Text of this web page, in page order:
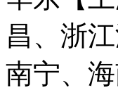
昌、浙
南宁、海